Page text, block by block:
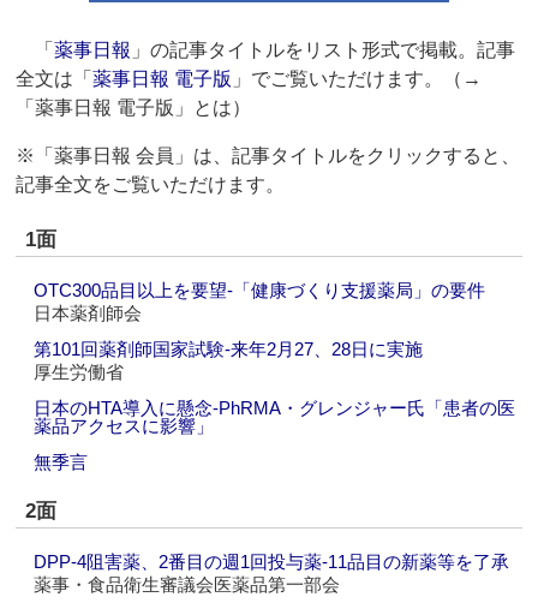
「薬事日報 」の記事タイトルをリスト形式で掲載。記事
全文は「薬事日報 電子版 」でご覧いただけます。（→
「薬事日報 電子版」とは）
※「薬事日報 会員」は、記事タイトルをクリックすると、
記事全文をご覧いただけます。
1面
OTC300品目以上を要望‐「健康づくり支援薬局」の要件
日本薬剤師会
第101回薬剤師国家試験‐来年2月27、28日に実施
厚生労働省
日本のHTA導入に懸念‐PhRMA・グレンジャー氏「患者の医
薬品アクセスに影響」
無季言
2面
DPP-4阻害薬、2番目の週1回投与薬‐11品目の新薬等を了承
薬事・食品衛生審議会医薬品第一部会